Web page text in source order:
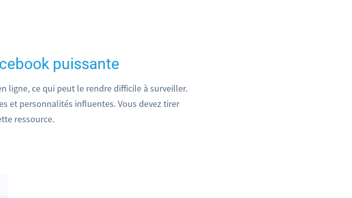
puissante
ligne, ce qui peut le rendre difficile à surveiller.
et personnalités influentes. Vous devez tirer
ressource.